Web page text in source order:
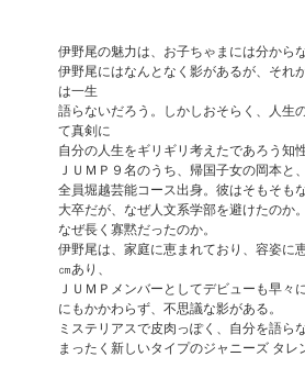
伊野尾の魅力は、お子ちゃまには分からな
伊野尾にはなんとなく影があるが、それ
は一生
語らないだろう。しかしおそらく、人生
て真剣に
自分の人生をギリギリ考えたであろう知
ＪＵＭＰ９名のうち、帰国子女の岡本と
全員堀越芸能コース出身。彼はそもそも
大卒だが、なぜ人文系学部を避けたのか。
なぜ長く寡黙だったのか。
伊野尾は、家庭に恵まれており、容姿に
㎝あり、
ＪＵＭＰメンバーとしてデビューも早々
にもかかわらず、不思議な影がある。
ミステリアスで皮肉っぽく、自分を語ら
まったく新しいタイプのジャニーズ タレ